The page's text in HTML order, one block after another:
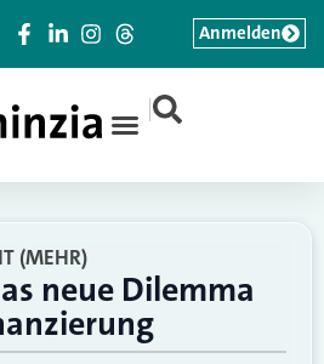
|
Anmelden
(MEHR)
neue Dilemma